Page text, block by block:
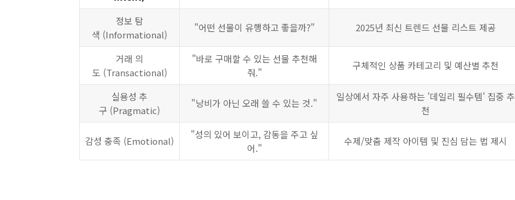
정보 탐
색 (Informational)
"어떤 선물이 유행하고 좋을까?" 2025년 최신 트렌드 선물 리스트 제공
거래 의
도 (Transactional)
"바로 구매할 수 있는 선물 추천해
줘."
구체적인 상품 카테고리 및 예산별 추천
실용성 추
구 (Pragmatic)
"낭비가 아닌 오래 쓸 수 있는 것."
일상에서 자주 사용하는 '데일리 필수템' 집중 추
천
감성 충족 (Emotional)
"성의 있어 보이고, 감동을 주고 싶
어."
수제/맞춤 제작 아이템 및 진심 담는 법 제시